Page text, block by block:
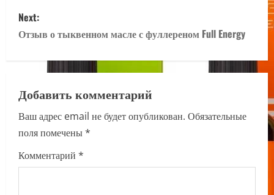
t
v
i
g
Next:
Отзыв о тыквенном масле с фуллереном Full Energy
Добавить комментарий
Ваш адрес email не будет опубликован. Обязательные
поля помечены*
Комментарий *